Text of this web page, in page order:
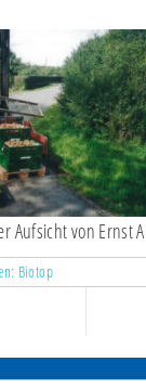
Aufsicht von Ernst
Biotop